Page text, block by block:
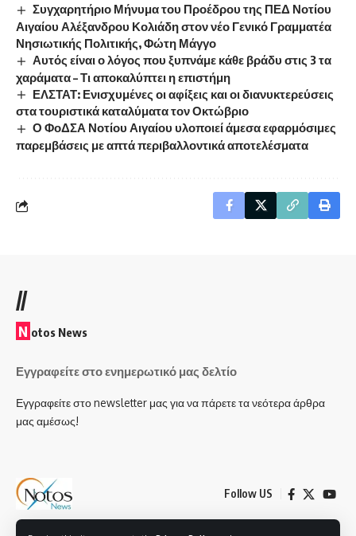
Συγχαρητήριο Μήνυμα του Προέδρου της ΠΕΔ Νοτίου
Αιγαίου Αλέξανδρου Κολιάδη στον νέο Γενικό Γραμματέα
Νησιωτικής Πολιτικής, Φώτη Μάγγο
Αυτός είναι ο λόγος που ξυπνάμε κάθε βράδυ στις 3 τα
χαράματα – Τι αποκαλύπτει η επιστήμη
ΕΛΣΤΑΤ: Ενισχυμένες οι αφίξεις και οι διανυκτερεύσεις
στα τουριστικά καταλύματα τον Οκτώβριο
Ο ΦοΔΣΑ Νοτίου Αιγαίου υλοποιεί άμεσα εφαρμόσιμες
παρεμβάσεις με απτά περιβαλλοντικά αποτελέσματα
//
N otos News
Εγγραφείτε στο ενημερωτικό μας δελτίο
Εγγραφείτε στο newsletter μας για να πάρετε τα νεότερα άρθρα
μας αμέσως!
Follow US